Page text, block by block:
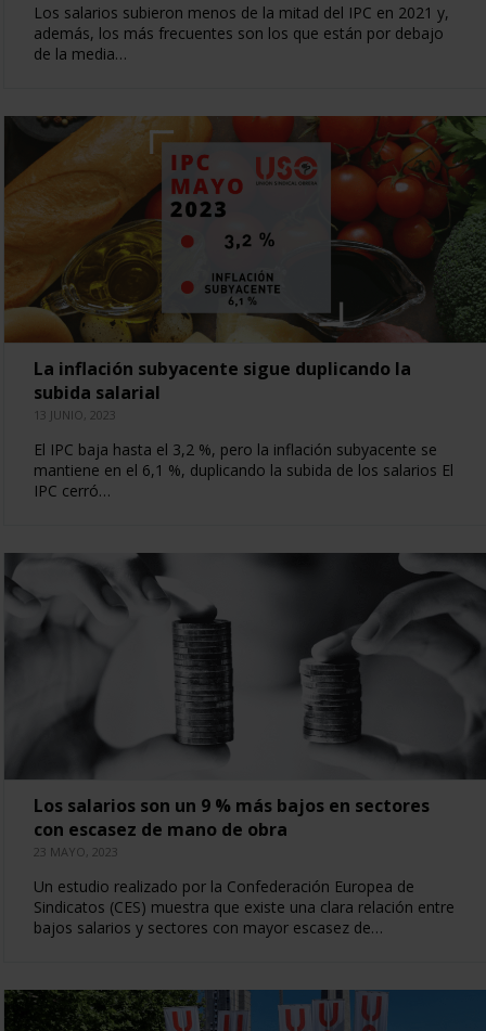
Los salarios subieron menos de la mitad del IPC en 2021 y,
además, los más frecuentes son los que están por debajo
de la media…
La inflación subyacente sigue duplicando la
subida salarial
13 JUNIO, 2023
El IPC baja hasta el 3,2 %, pero la inflación subyacente se
mantiene en el 6,1 %, duplicando la subida de los salarios El
IPC cerró…
Los salarios son un 9 % más bajos en sectores
con escasez de mano de obra
23 MAYO, 2023
Un estudio realizado por la Confederación Europea de
Sindicatos (CES) muestra que existe una clara relación entre
bajos salarios y sectores con mayor escasez de…